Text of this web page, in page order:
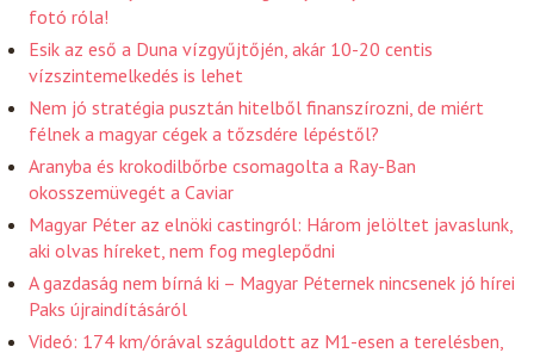
fotó róla!
Esik az eső a Duna vízgyűjtőjén, akár 10-20 centis
vízszintemelkedés is lehet
Nem jó stratégia pusztán hitelből finanszírozni, de miért
félnek a magyar cégek a tőzsdére lépéstől?
Aranyba és krokodilbőrbe csomagolta a Ray-Ban
okosszemüvegét a Caviar
Magyar Péter az elnöki castingról: Három jelöltet javaslunk,
aki olvas híreket, nem fog meglepődni
A gazdaság nem bírná ki – Magyar Péternek nincsenek jó hírei
Paks újraindításáról
Videó: 174 km/órával száguldott az M1-esen a terelésben,